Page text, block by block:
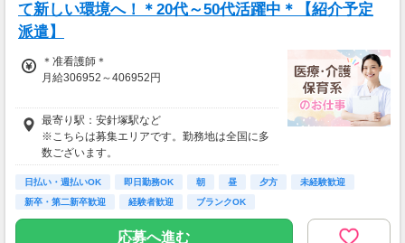
て新しい環境へ！＊20代～50代活躍中＊【紹介予定
派遣】
＊准看護師＊
月給306952～406952円
＊正看護師＊
月給323107～423107円
最寄り駅：安針塚駅など
※こちらは募集エリアです。勤務地は全国に多
数ございます。
日払い・週払いOK 即日勤務OK 朝 昼 夕方
未経験歓迎
新卒・第二新卒歓迎
経験者歓迎 ブランクOK
応募へ進む